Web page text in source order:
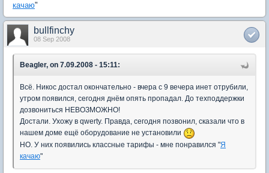
качаю"
bullfinchy
08 Sep 2008
Beagler, on 7.09.2008 - 15:11:
Всё. Никос достал окончательно - вчера с 9 вечера инет отрубили,
утром появился, сегодня днём опять пропадал. До техподдержки
дозвониться НЕВОЗМОЖНО!
Достали. Ухожу в qwerty. Правда, сегодня позвонил, сказали что в
нашем доме ещё оборудование не установили
НО. У них появились классные тарифы - мне понравился "Я
качаю"